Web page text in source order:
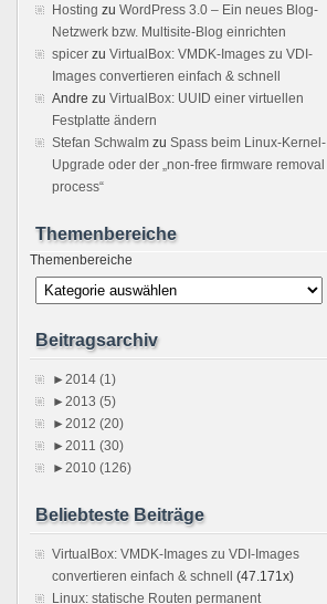
Hosting zu WordPress 3.0 – Ein neues Blog-
Netzwerk bzw. Multisite-Blog einrichten
spicer zu VirtualBox: VMDK-Images zu VDI-
Images convertieren einfach & schnell
Andre zu VirtualBox: UUID einer virtuellen
Festplatte ändern
Stefan Schwalm zu Spass beim Linux-Kernel-
Upgrade oder der „non-free firmware removal
process“
Themenbereiche
Themenbereiche
Beitragsarchiv
► 2014 (1)
► 2013 (5)
► 2012 (20)
► 2011 (30)
► 2010 (126)
Beliebteste Beiträge
VirtualBox: VMDK-Images zu VDI-Images
convertieren einfach & schnell (47.171x)
Linux: statische Routen permanent